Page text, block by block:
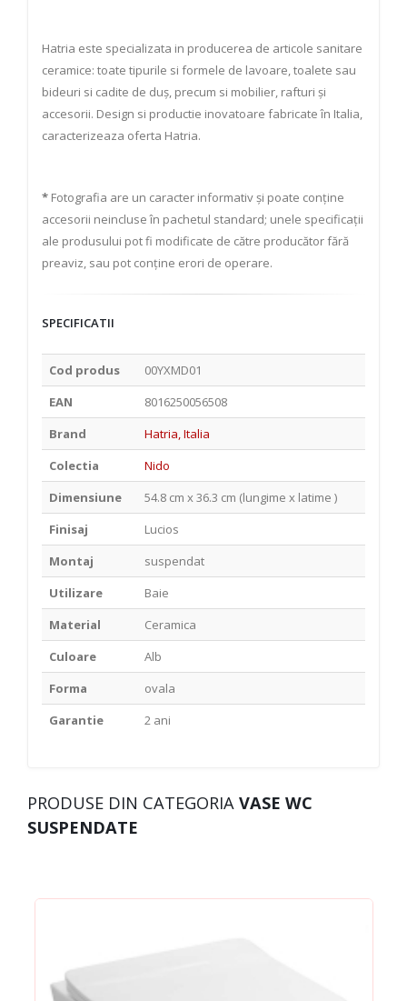
Hatria este specializata in producerea de articole sanitare
ceramice: toate tipurile si formele de lavoare, toalete sau
bideuri si cadite de duș, precum si mobilier, rafturi și
accesorii. Design si productie inovatoare fabricate în Italia,
caracterizeaza oferta Hatria.
* Fotografia are un caracter informativ și poate conține
accesorii neincluse în pachetul standard; unele specificații
ale produsului pot fi modificate de către producător fără
preaviz, sau pot conține erori de operare.
SPECIFICATII
Cod produs
00YXMD01
EAN
8016250056508
Brand
Hatria, Italia
Colectia
Nido
Dimensiune
54.8 cm x 36.3 cm (lungime x latime )
Finisaj
Lucios
Montaj
suspendat
Utilizare
Baie
Material
Ceramica
Culoare
Alb
Forma
ovala
Garantie
2 ani
PRODUSE DIN CATEGORIA VASE WC
SUSPENDATE